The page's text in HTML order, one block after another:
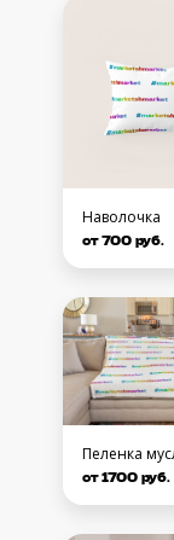
Наволочка
от 700 руб.
Пеленка
от 1700 руб.